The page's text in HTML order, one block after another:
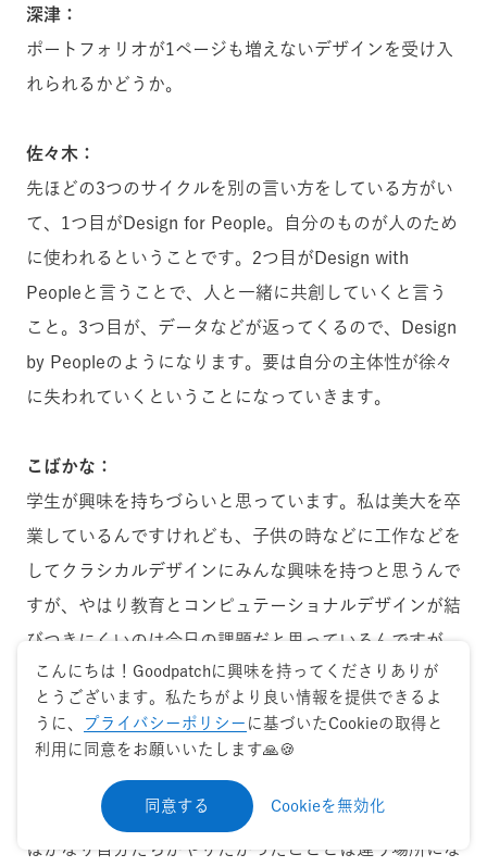
深津：
ポートフォリオが1ページも増えないデザインを受け入
れられるかどうか。
佐々木：
先ほどの3つのサイクルを別の言い方をしている方がい
て、1つ目がDesign for People。自分のものが人のため
に使われるということです。2つ目がDesign with
Peopleと言うことで、人と一緒に共創していくと言う
こと。3つ目が、データなどが返ってくるので、Design
by Peopleのようになります。要は自分の主体性が徐々
に失われていくということになっていきます。
こばかな：
学生が興味を持ちづらいと思っています。私は美大を卒
業しているんですけれども、子供の時などに工作などを
してクラシカルデザインにみんな興味を持つと思うんで
すが、やはり教育とコンピュテーショナルデザインが結
びつきにくいのは今日の課題だと思っているんですが。
深津：
この点は的を射ていると思います。デザインをモノづく
りに限定してしまうと、やはりエントリーポイントがお
絵かき・塗り絵・粘土から入ってきた人からするとここ
はかなり自分たちがやりたかったこととは違う場所にな
こんにちは！Goodpatchに興味を持ってくださりありが
とうございます。私たちがより良い情報を提供できるよ
うに、
プライバシーポリシー に基づいたCookieの取得と
利用に同意をお願いいたします🙏🍪
同意する Cookieを無効化